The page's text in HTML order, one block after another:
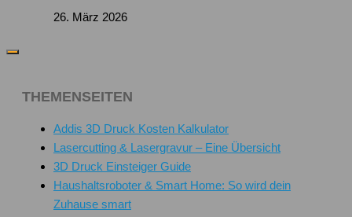
26. März 2026
THEMENSEITEN
Addis 3D Druck Kosten Kalkulator
Lasercutting & Lasergravur – Eine Übersicht
3D Druck Einsteiger Guide
Haushaltsroboter & Smart Home: So wird dein
Zuhause smart